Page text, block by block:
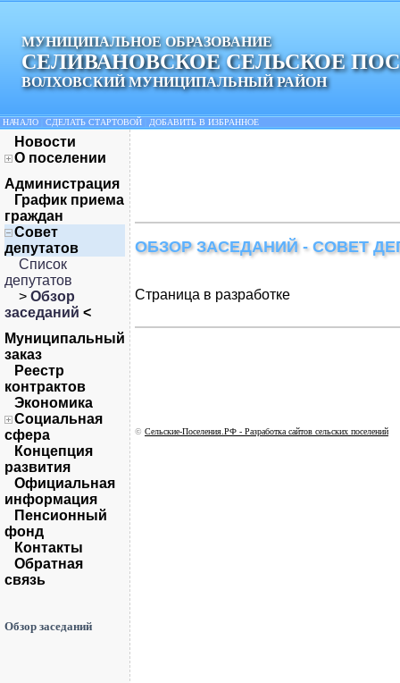
МУНИЦИПАЛЬНОЕ ОБРАЗОВАНИЕ
СЕЛИВАНОВСКОЕ СЕЛЬСКОЕ
ВОЛХОВСКИЙ МУНИЦИПАЛЬНЫЙ РАЙОН
НАЧАЛО СДЕЛАТЬ СТАРТОВОЙ ДОБАВИТЬ В ИЗБРАННОЕ
Новости
О поселении
Администрация
График приема
граждан
Совет
депутатов
Список
депутатов
> Обзор
заседаний <
Муниципальный
заказ
Реестр
контрактов
Экономика
Социальная
сфера
Концепция
развития
Официальная
информация
Пенсионный
фонд
Контакты
Обратная
связь
Обзор заседаний
ОБЗОР ЗАСЕДАНИЙ - СОВЕТ
Страница в разработке
© Сельские-Поселения.РФ - Разработка сайтов сельских поселений